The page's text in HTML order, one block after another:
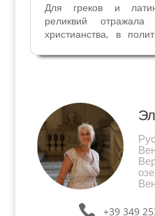
Для греков и
реликвий отражала
христианства, в
было частью
+39 349